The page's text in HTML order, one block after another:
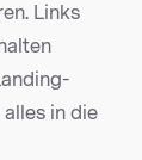
Links
in die